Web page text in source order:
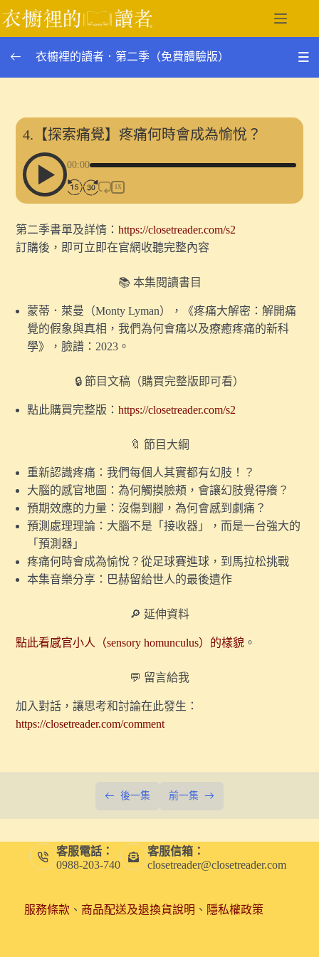
跳
至
內
尿布台，為何只設在女廁？一起閱讀育兒空間中的性別權
12.如何重建二十世紀的嗅覺經驗？｜談《帝國的香水》
與奧斯威辛的焚屍爐
〖番外〗冷戰時代的台灣，為何劫走了兩艘波蘭商船？｜
談《拒絕消失的波蘭》（下）
11.作為一種觀看裝置的火車車窗｜談《臺灣漫遊錄》中
的身體經驗與殖民凝視
消失的波蘭》新書
〖番外〗人生最後記得的，為何是那些「沒用」的事？｜
10.【探索味覺】工業的興起，如何讓「煮食」成為了女
性專屬的勞動？
9.【探索視覺】印刷術的興起，如何改寫了「黑色」的視
覺經驗？
8.【探索視覺】為何有人要畫單色畫？（試聽版）
〖番外〗如果以「新生兒」為題，策劃一檔當代藝術
展⋯⋯
〖這集來聊天〗當爸三天，是怎樣的體驗？
〖番外〗如何回答「我是同性戀嗎？」這個問題｜談啟發
的視覺文化大革命
過年特別節目｜【探索聽覺】如何重建19世紀的聽覺世
過年特別節目｜【探索聽覺】人為什麼追求安靜？談談靜
衣櫥裡的讀者．第二季（免費體驗版）
4.【探索痛覺】疼痛何時會成為愉悅？
00:00
1X
第二季書單及詳情：https://closetreader.com/s2
訂購後，即可立即在官網收聽完整內容
📚 本集閱讀書目
蒙蒂．萊曼（Monty Lyman），《疼痛大解密：解開痛
覺的假象與真相，我們為何會痛以及療癒疼痛的新科
學》，臉譜：2023。
🔒 節目文稿（購買完整版即可看）
點此購買完整版：https://closetreader.com/s2
🔖 節目大綱
重新認識疼痛：我們每個人其實都有幻肢！？
大腦的感官地圖：為何觸摸臉頰，會讓幻肢覺得癢？
預期效應的力量：沒傷到腳，為何會感到劇痛？
預測處理理論：大腦不是「接收器」，而是一台強大的
「預測器」
疼痛何時會成為愉悅？從足球賽進球，到馬拉松挑戰
本集音樂分享：巴赫留給世人的最後遺作
🔎 延伸資料
點此看感官小人（sensory homunculus）的樣貌 。
💬 留言給我
加入對話，讓思考和討論在此發生：
https://closetreader.com/comment
後一集 前一集
客服電話：
0988-203-740
客服信箱：
closetreader@closetreader.com
服務條款、 商品配送及退換貨說明 、 隱私權政策